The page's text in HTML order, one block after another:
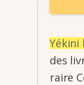
Yékini
des
raire